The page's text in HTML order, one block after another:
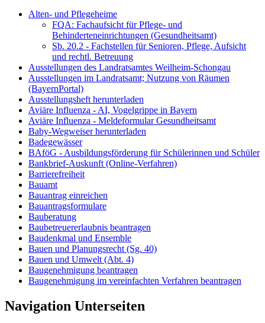
Alten- und Pflegeheime
FQA: Fachaufsicht für Pflege- und
Behinderteneinrichtungen (Gesundheitsamt)
Sb. 20.2 - Fachstellen für Senioren, Pflege, Aufsicht
und rechtl. Betreuung
Ausstellungen des Landratsamtes Weilheim-Schongau
Ausstellungen im Landratsamt; Nutzung von Räumen
(BayernPortal)
Ausstellungsheft herunterladen
Aviäre Influenza - AI, Vogelgrippe in Bayern
Aviäre Influenza - Meldeformular Gesundheitsamt
Baby-Wegweiser herunterladen
Badegewässer
BAföG - Ausbildungsförderung für Schülerinnen und Schüler
Bankbrief-Auskunft (Online-Verfahren)
Barrierefreiheit
Bauamt
Bauantrag einreichen
Bauantragsformulare
Bauberatung
Baubetreuererlaubnis beantragen
Baudenkmal und Ensemble
Bauen und Planungsrecht (Sg. 40)
Bauen und Umwelt (Abt. 4)
Baugenehmigung beantragen
Baugenehmigung im vereinfachten Verfahren beantragen
Navigation Unterseiten